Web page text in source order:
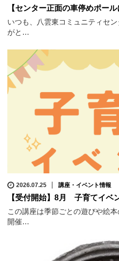
【センター正面の車停めポール
いつも、八雲東コミュニティセ
がと…
2026.07.25 講座・イベント情報
【受付開始】8月 子育てイベ
この講座は季節ごとの遊びや絵
開催…